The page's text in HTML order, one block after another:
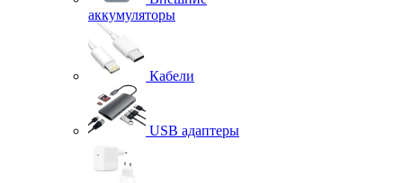
аккумуляторы
Кабели
USB адаптеры